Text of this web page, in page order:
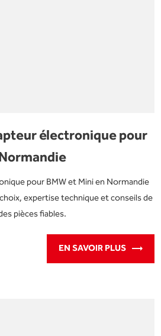
électronique pour
pour BMW et Mini en Normandie
expertise technique et conseils de
pièces fiables.
EN SAVOIR PLUS